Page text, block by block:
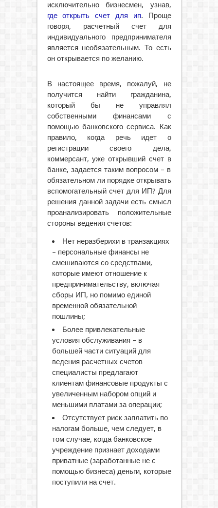
исключительно бизнесмен, узнав,
где открыть счет для ип. Проще
говоря, расчетный счет для
индивидуального предпринимателя
является необязательным. То есть
он открывается по желанию.
В настоящее время, пожалуй, не
получится найти гражданина,
который бы не управлял
собственными финансами с
помощью банковского сервиса. Как
правило, когда речь идет о
регистрации своего дела,
коммерсант, уже открывший счет в
банке, задается таким вопросом – в
обязательном ли порядке открывать
вспомогательный счет для ИП? Для
решения данной задачи есть смысл
проанализировать положительные
стороны ведения счетов:
Нет неразберихи в транзакциях
– персональные финансы не
смешиваются со средствами,
которые имеют отношение к
предпринимательству, включая
сборы ИП, но помимо единой
временной обязательной
пошлины;
Более привлекательные
условия обслуживания – в
большей части ситуаций для
ведения расчетных счетов
специалисты предлагают
клиентам финансовые продукты с
увеличенным набором опций и
меньшими платами за операции;
Отсутствует риск заплатить по
налогам больше, чем следует, в
том случае, когда банковское
учреждение признает доходами
приватные (заработанные не с
помощью бизнеса) деньги, которые
поступили на счет.